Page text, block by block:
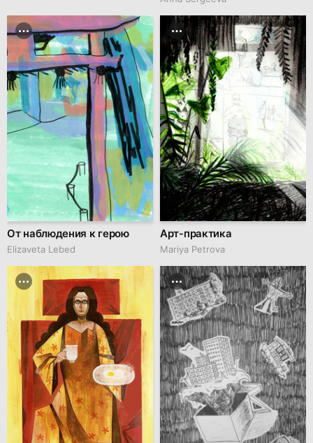
От наблюдения к герою
Elizaveta Lebed
Арт-практика
Mariya Petrova